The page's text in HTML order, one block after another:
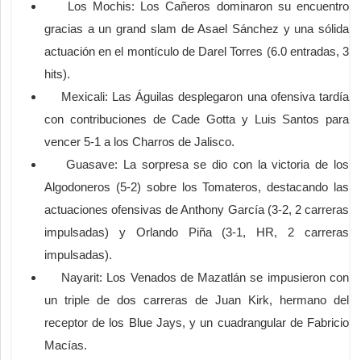
Los Mochis: Los Cañeros dominaron su encuentro
gracias a un grand slam de Asael Sánchez y una sólida
actuación en el montículo de Darel Torres (6.0 entradas, 3
hits).
Mexicali: Las Águilas desplegaron una ofensiva tardía
con contribuciones de Cade Gotta y Luis Santos para
vencer 5-1 a los Charros de Jalisco.
Guasave: La sorpresa se dio con la victoria de los
Algodoneros (5-2) sobre los Tomateros, destacando las
actuaciones ofensivas de Anthony García (3-2, 2 carreras
impulsadas) y Orlando Piña (3-1, HR, 2 carreras
impulsadas).
Nayarit: Los Venados de Mazatlán se impusieron con
un triple de dos carreras de Juan Kirk, hermano del
receptor de los Blue Jays, y un cuadrangular de Fabricio
Macías.